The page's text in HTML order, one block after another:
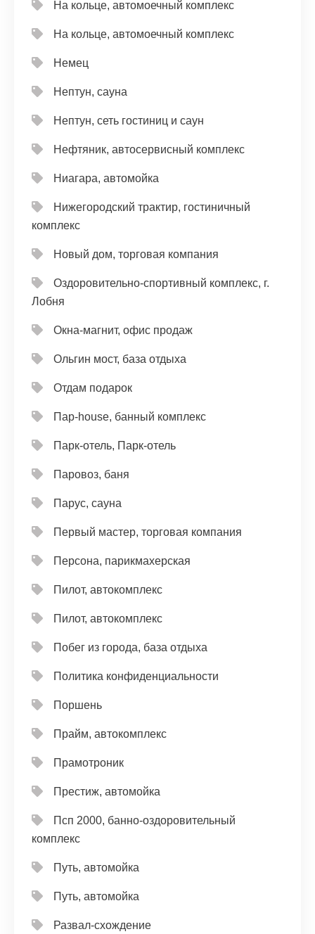
На кольце, автомоечный комплекс
На кольце, автомоечный комплекс
Немец
Нептун, сауна
Нептун, сеть гостиниц и саун
Нефтяник, автосервисный комплекс
Ниагара, автомойка
Нижегородский трактир, гостиничный
комплекс
Новый дом, торговая компания
Оздоровительно-спортивный комплекс, г.
Лобня
Окна-магнит, офис продаж
Ольгин мост, база отдыха
Отдам подарок
Пар-house, банный комплекс
Парк-отель, Парк-отель
Паровоз, баня
Парус, сауна
Первый мастер, торговая компания
Персона, парикмахерская
Пилот, автокомплекс
Пилот, автокомплекс
Побег из города, база отдыха
Политика конфиденциальности
Поршень
Прайм, автокомплекс
Прамотроник
Престиж, автомойка
Псп 2000, банно-оздоровительный
комплекс
Путь, автомойка
Путь, автомойка
Развал-схождение